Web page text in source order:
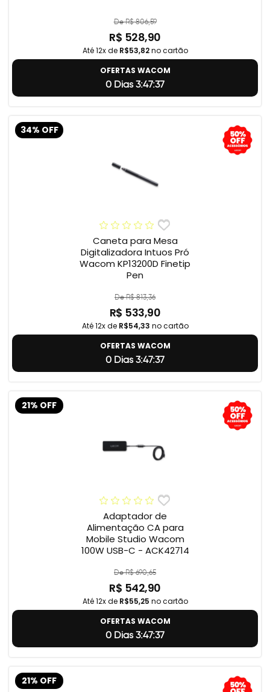
De R$ 806,59
R$ 528,90
Até 12x de R$53,82no cartão
OFERTAS WACOM
0 Dias 3:47:36
34% OFF
Caneta para Mesa
Digitalizadora Intuos Pró
Wacom KP13200D Finetip
Pen
De R$ 813,36
R$ 533,90
Até 12x de R$54,33 no cartão
OFERTAS WACOM
0 Dias 3:47:36
21% OFF
Adaptador de
Alimentação CA para
Mobile Studio Wacom
100W USB-C - ACK42714
De R$ 690,65
R$ 542,90
Até 12x de R$55,25 no cartão
OFERTAS WACOM
0 Dias 3:47:36
21% OFF